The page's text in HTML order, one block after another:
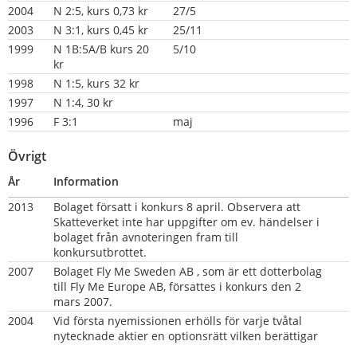
2004
N 2:5, kurs 0,73 kr
27/5
2003
N 3:1, kurs 0,45 kr
25/11
1999
N 1B:5A/B kurs 20
kr
5/10
1998
N 1:5, kurs 32 kr
1997
N 1:4, 30 kr
1996
F 3:1 maj
Övrigt
År
Information
2013
Bolaget försatt i konkurs 8 april. Observera att
Skatteverket inte har uppgifter om ev. händelser i
bolaget från avnoteringen fram till
konkursutbrottet.
2007
Bolaget Fly Me Sweden AB , som är ett dotterbolag
till Fly Me Europe AB, försattes i konkurs den 2
mars 2007.
2004
Vid första nyemissionen erhölls för varje tvåtal
nytecknade aktier en optionsrätt vilken berättigar